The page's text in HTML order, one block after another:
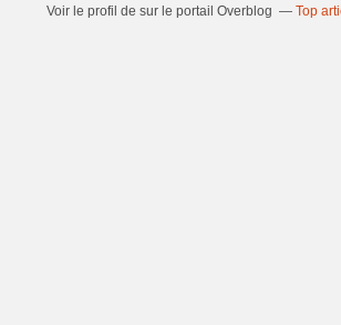
Voir le profil de sur le portail Overblog Top